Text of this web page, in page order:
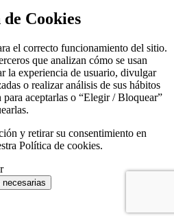
Cookies
el correcto funcionamiento del sitio.
que analizan cómo se usan
la experiencia de usuario, divulgar
o realizar análisis de sus hábitos
aceptarlas o “Elegir / Bloquear”
y retirar su consentimiento en
Política de cookies.